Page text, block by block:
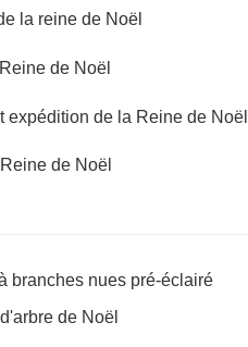
branches nues pré-éclairé
de Noël